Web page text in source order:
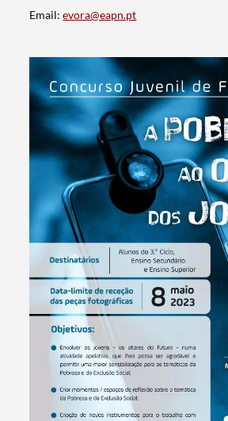
Termo de Pesquisa
Categorias gerais
Email:evora@eapn.pt